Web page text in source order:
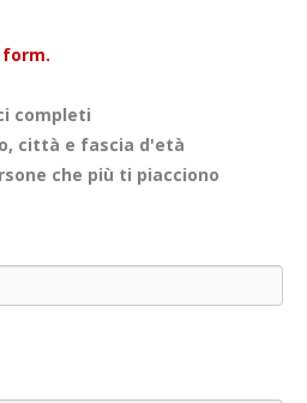
completi
città e fascia d'età
che più ti piacciono